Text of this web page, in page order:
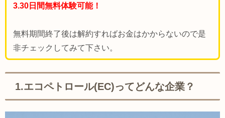
3.30日間無料体験可能！
無料期間終了後は解約すればお金はかからないので是
非チェックしてみて下さい。
1.エコペトロール(EC)ってどんな企業？